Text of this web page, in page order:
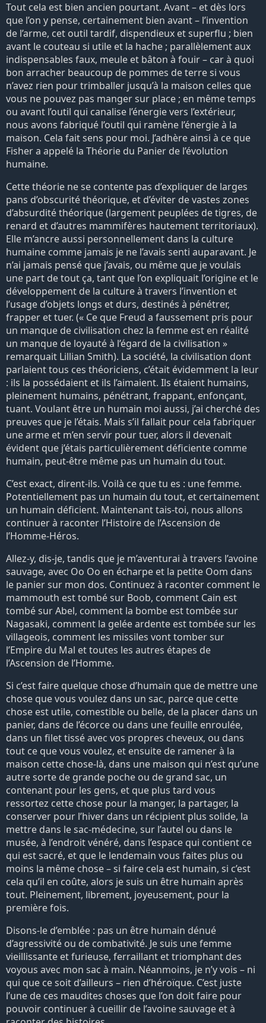
Tout cela est bien ancien pourtant. Avant – et dès lors
que l’on y pense, certainement bien avant – l’invention
de l’arme, cet outil tardif, dispendieux et superflu ; bien
avant le couteau si utile et la hache ; parallèlement aux
indispensables faux, meule et bâton à fouir – car à quoi
bon arracher beaucoup de pommes de terre si vous
n’avez rien pour trimballer jusqu’à la maison celles que
vous ne pouvez pas manger sur place ; en même temps
ou avant l’outil qui canalise l’énergie vers l’extérieur,
nous avons fabriqué l’outil qui ramène l’énergie à la
maison. Cela fait sens pour moi. J’adhère ainsi à ce que
Fisher a appelé la Théorie du Panier de l’évolution
humaine.
Cette théorie ne se contente pas d’expliquer de larges
pans d’obscurité théorique, et d’éviter de vastes zones
d’absurdité théorique (largement peuplées de tigres, de
renard et d’autres mammifères hautement territoriaux).
Elle m’ancre aussi personnellement dans la culture
humaine comme jamais je ne l’avais senti auparavant. Je
n’ai jamais pensé que j’avais, ou même que je voulais
une part de tout ça, tant que l’on expliquait l’origine et le
développement de la culture à travers l’invention et
l’usage d’objets longs et durs, destinés à pénétrer,
frapper et tuer. (« Ce que Freud a faussement pris pour
un manque de civilisation chez la femme est en réalité
un manque de loyauté à l’égard de la civilisation »
remarquait Lillian Smith). La société, la civilisation dont
parlaient tous ces théoriciens, c’était évidemment la leur
: ils la possédaient et ils l’aimaient. Ils étaient humains,
pleinement humains, pénétrant, frappant, enfonçant,
tuant. Voulant être un humain moi aussi, j’ai cherché des
preuves que je l’étais. Mais s’il fallait pour cela fabriquer
une arme et m’en servir pour tuer, alors il devenait
évident que j’étais particulièrement déficiente comme
humain, peut-être même pas un humain du tout.
C’est exact, dirent-ils. Voilà ce que tu es : une femme.
Potentiellement pas un humain du tout, et certainement
un humain déficient. Maintenant tais-toi, nous allons
continuer à raconter l’Histoire de l’Ascension de
l’Homme-Héros.
Allez-y, dis-je, tandis que je m’aventurai à travers l’avoine
sauvage, avec Oo Oo en écharpe et la petite Oom dans
le panier sur mon dos. Continuez à raconter comment le
mammouth est tombé sur Boob, comment Cain est
tombé sur Abel, comment la bombe est tombée sur
Nagasaki, comment la gelée ardente est tombée sur les
villageois, comment les missiles vont tomber sur
l’Empire du Mal et toutes les autres étapes de
l’Ascension de l’Homme.
Si c’est faire quelque chose d’humain que de mettre une
chose que vous voulez dans un sac, parce que cette
chose est utile, comestible ou belle, de la placer dans un
panier, dans de l’écorce ou dans une feuille enroulée,
dans un filet tissé avec vos propres cheveux, ou dans
tout ce que vous voulez, et ensuite de ramener à la
maison cette chose-là, dans une maison qui n’est qu’une
autre sorte de grande poche ou de grand sac, un
contenant pour les gens, et que plus tard vous
ressortez cette chose pour la manger, la partager, la
conserver pour l’hiver dans un récipient plus solide, la
mettre dans le sac-médecine, sur l’autel ou dans le
musée, à l’endroit vénéré, dans l’espace qui contient ce
qui est sacré, et que le lendemain vous faites plus ou
moins la même chose – si faire cela est humain, si c’est
cela qu’il en coûte, alors je suis un être humain après
tout. Pleinement, librement, joyeusement, pour la
première fois.
Disons-le d’emblée : pas un être humain dénué
d’agressivité ou de combativité. Je suis une femme
vieillissante et furieuse, ferraillant et triomphant des
voyous avec mon sac à main. Néanmoins, je n’y vois – ni
qui que ce soit d’ailleurs – rien d’héroïque. C’est juste
l’une de ces maudites choses que l’on doit faire pour
pouvoir continuer à cueillir de l’avoine sauvage et à